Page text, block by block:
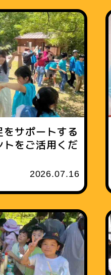
サポートする
をご活用くだ
2026.07.16